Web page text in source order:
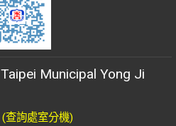
Taipei Municipal Yong Ji
(查詢處室分機)